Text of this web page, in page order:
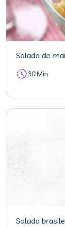
Salada de
30 Min
Salada